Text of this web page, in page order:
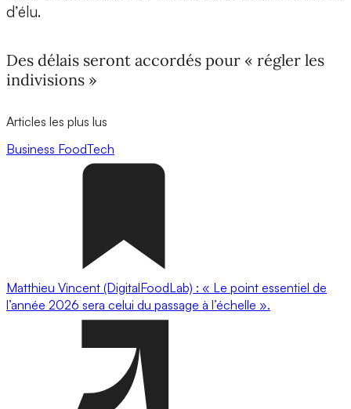
d’élu.
Des délais seront accordés pour « régler les
indivisions »
Articles les plus lus
Business FoodTech
Matthieu Vincent (DigitalFoodLab) : « Le point essentiel de
l’année 2026 sera celui du passage à l’échelle ».